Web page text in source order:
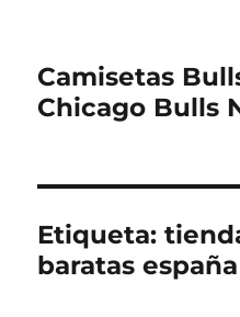
Camisetas
Chicago Bulls
Etiqueta:
baratas españa